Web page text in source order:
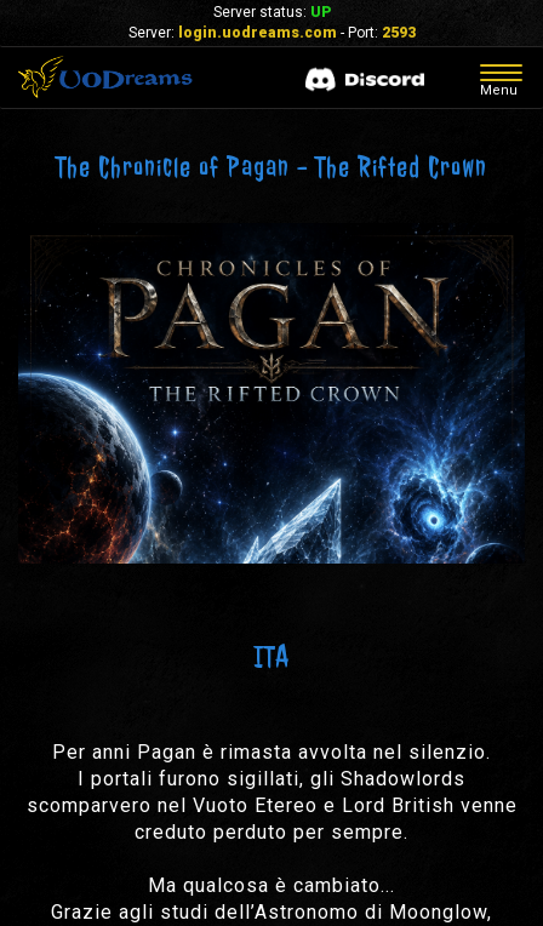
Server status: UP
Server:
login.uodreams.com - Port: 2593
Menu
The Chronicle of Pagan - The Rifted Crown
ITA
Per anni Pagan è rimasta avvolta nel silenzio.
I portali furono sigillati, gli Shadowlords
scomparvero nel Vuoto Etereo e Lord British venne
creduto perduto per sempre.
Ma qualcosa è cambiato...
Grazie agli studi dell’Astronomo di Moonglow,